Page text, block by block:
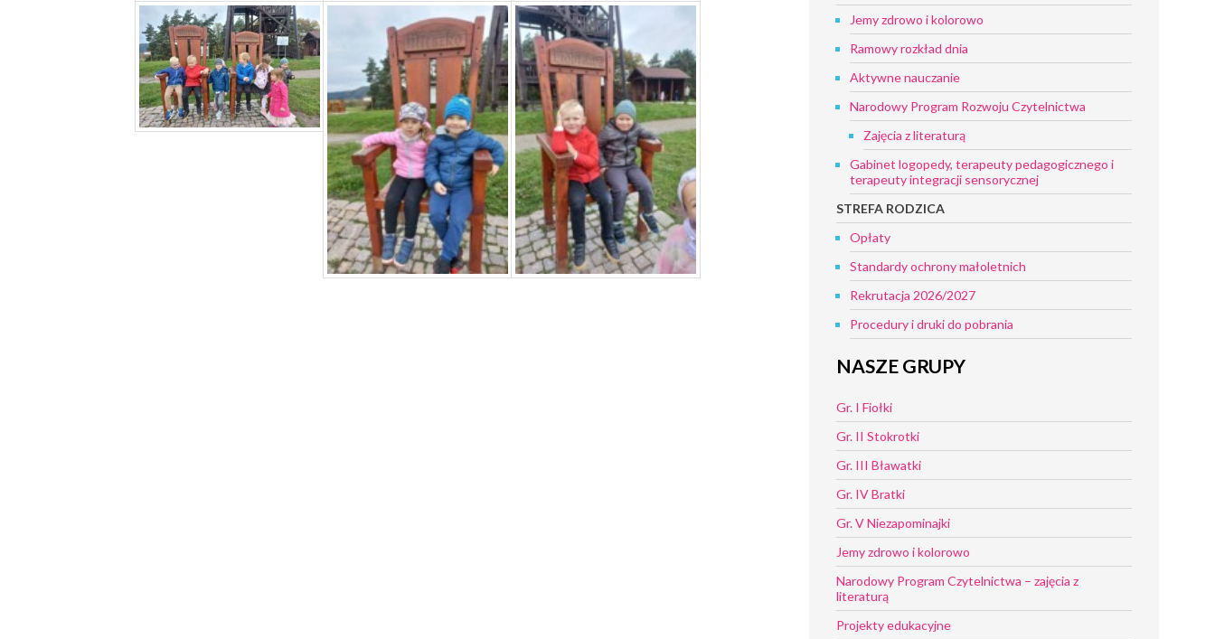
Jemy zdrowo i kolorowo
Ramowy rozkład dnia
Aktywne nauczanie
Narodowy Program Rozwoju Czytelnictwa
Zajęcia z literaturą
Gabinet logopedy, terapeuty pedagogicznego i
terapeuty integracji sensorycznej
STREFA RODZICA
Opłaty
Standardy ochrony małoletnich
Rekrutacja 2026/2027
Procedury i druki do pobrania
NASZE GRUPY
Gr. I Fiołki
Gr. II Stokrotki
Gr. III Bławatki
Gr. IV Bratki
Gr. V Niezapominajki
Jemy zdrowo i kolorowo
Narodowy Program Czytelnictwa – zajęcia z
literaturą
Projekty edukacyjne